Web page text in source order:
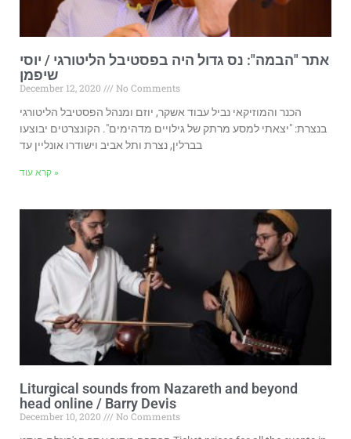
אתר "הבמה": נס גדול היה בפסטיבל הליטורגי / יוסי
שיפמן
December 12, 2020
No Comments
הכנר והמוזיקאי נביל עבוד אשקר, יוזם ומנהל הפסטיבל הליטורגי
בנצרת: "יצאתי למסע מרתק של גילויים מדהימים". הקונצרטים יבוצעו
בברלין, נצרת ותל אביב וישודרו אונליין עד
קרא עוד »
Liturgical sounds from Nazareth and beyond
head online / Barry Devis
December 10, 2020
No Comments